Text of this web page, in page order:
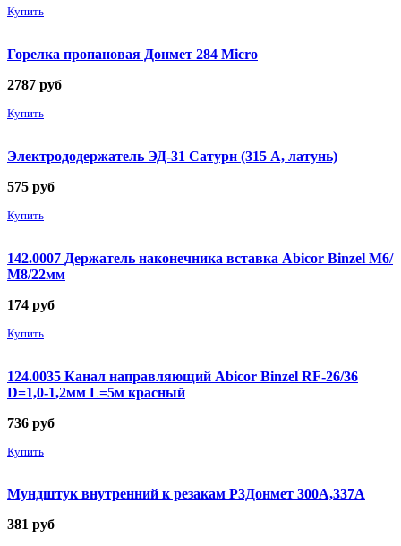
Купить
Горелка пропановая Донмет 284 Micro
2787 руб
Купить
Электрододержатель ЭД-31 Сатурн (315 А, латунь)
575 руб
Купить
142.0007 Держатель наконечника вставка Abicor Binzel М6/
М8/22мм
174 руб
Купить
124.0035 Канал направляющий Abicor Binzel RF-26/36
D=1,0-1,2мм L=5м красный
736 руб
Купить
Мундштук внутренний к резакам Р3Донмет 300А,337А
381 руб